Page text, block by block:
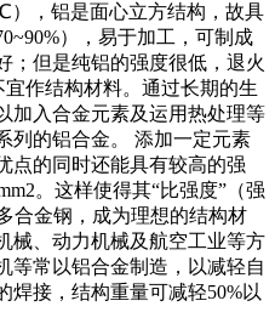
），铝是面心立方结构，故具
），易于加工，可制成
；但是纯铝的强度很低，退火
宜作结构材料。通过长期的生
加入合金元素及运用热处理等
列的铝合金。 添加一定元素
点的同时还能具有较高的强
。这样使得其“比强度”（强
合金钢，成为理想的结构材
械、动力机械及航空工业等方
等常以铝合金制造，以减轻自
焊接，结构重量可减轻50%以